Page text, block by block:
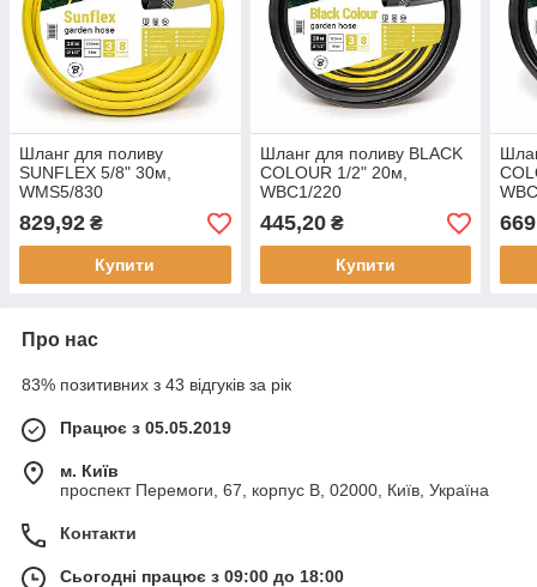
Шланг для поливу
SUNFLEX 5/8" 30м,
WMS5/830
829,92 ₴
Купити
Шланг для поливу BLACK
COLOUR 1/2" 20м,
WBC1/220
445,20₴
Купити
Про нас
83% позитивних з 43 відгуків за рік
Працює з 05.05.2019
м. Київ
проспект Перемоги, 67, корпус В, 02000, Київ, Україна
Контакти
Сьогодні працює з 09:00 до 18:00